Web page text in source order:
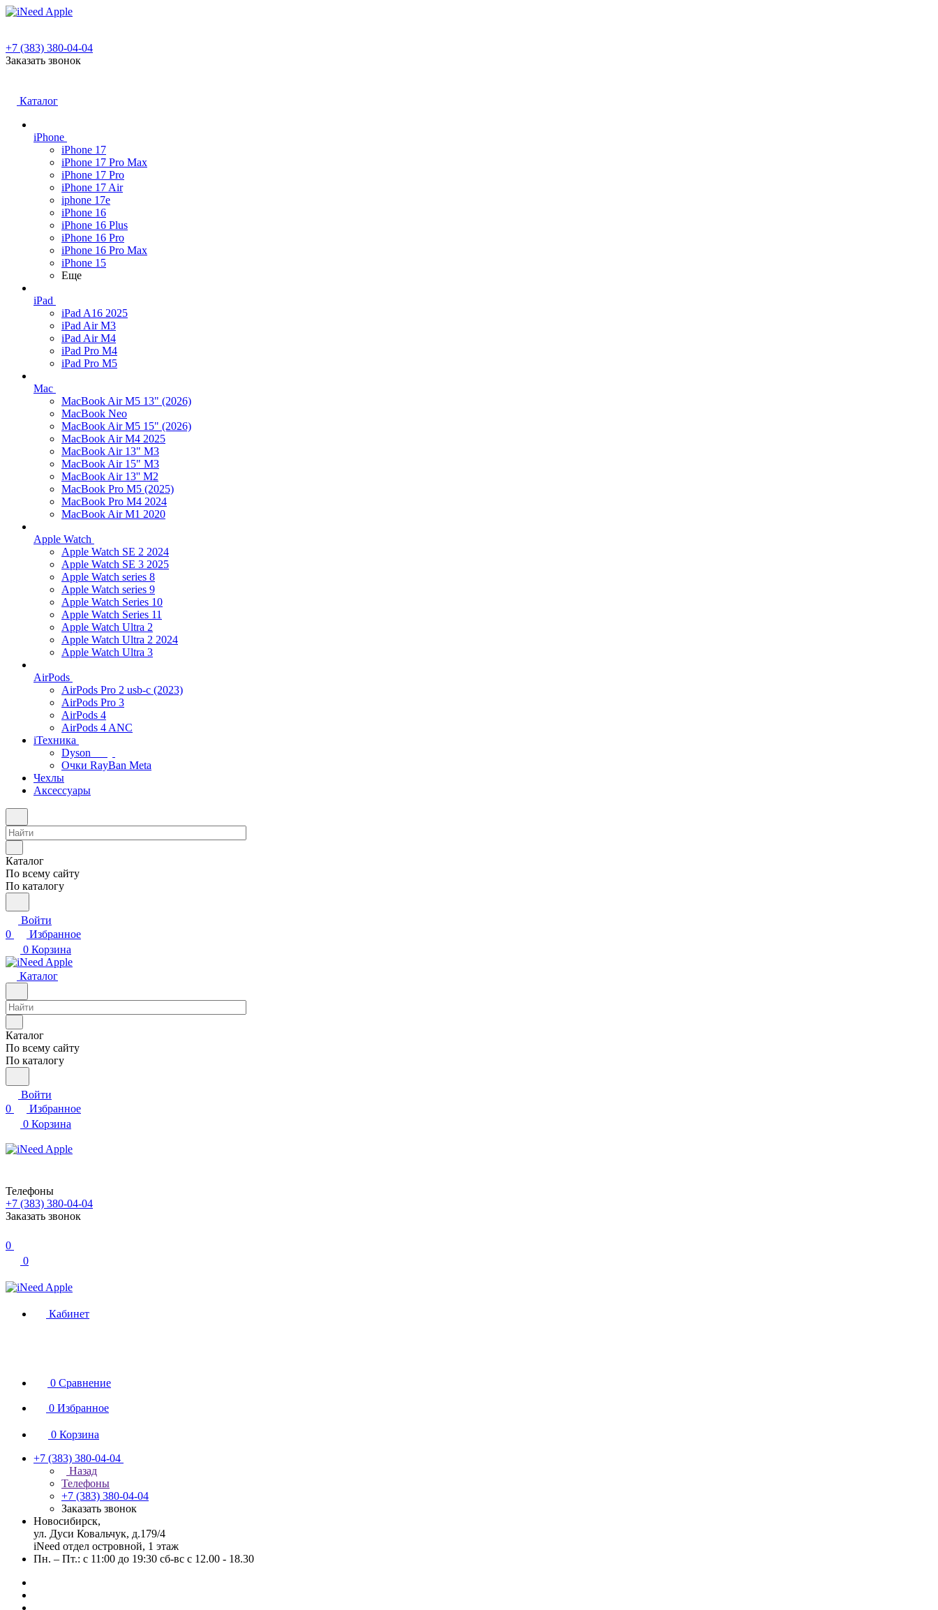
+7 (383) 380-04-04
Заказать звонок
Каталог
iPhone
iPhone 17
iPhone 17 Pro Max
iPhone 17 Pro
iPhone 17 Air
iphone 17e
iPhone 16
iPhone 16 Plus
iPhone 16 Pro
iPhone 16 Pro Max
iPhone 15
Еще
iPad
iPad A16 2025
iPad Air M3
iPad Air M4
iPad Pro M4
iPad Pro M5
Mac
MacBook Air M5 13" (2026)
MacBook Neo
MacBook Air M5 15" (2026)
MacBook Air M4 2025
MacBook Air 13" M3
MacBook Air 15" M3
MacBook Air 13'' M2
MacBook Pro M5 (2025)
MacBook Pro M4 2024
MacBook Air M1 2020
Apple Watch
Apple Watch SE 2 2024
Apple Watch SE 3 2025
Apple Watch series 8
Apple Watch series 9
Apple Watch Series 10
Apple Watch Series 11
Apple Watch Ultra 2
Apple Watch Ultra 2 2024
Apple Watch Ultra 3
AirPods
AirPods Pro 2 usb-c (2023)
AirPods Pro 3
AirPods 4
AirPods 4 ANC
iТехника
Dyson
Очки RayBan Meta
Чехлы
Аксессуары
Каталог
По всему сайту
По каталогу
Войти
0
Избранное
0 Корзина
Каталог
Каталог
По всему сайту
По каталогу
Войти
0
Избранное
0 Корзина
Телефоны
+7 (383) 380-04-04
Заказать звонок
0
0
Кабинет
0 Сравнение
0 Избранное
0 Корзина
+7 (383) 380-04-04
Назад
Телефоны
+7 (383) 380-04-04
Заказать звонок
Новосибирск,
ул. Дуси Ковальчук, д.179/4
iNeed отдел островной, 1 этаж
Пн. – Пт.: с 11:00 до 19:30 сб-вс с 12.00 - 18.30